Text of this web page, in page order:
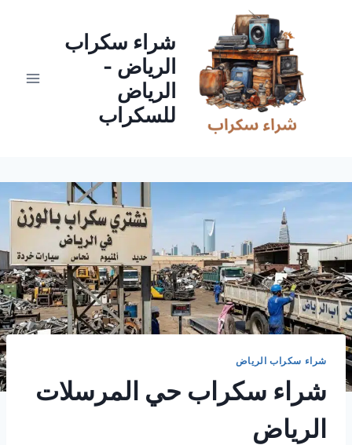
شراء سكراب
الرياض -
الرياض
للسكراب
شراء سكراب الرياض
شراء سكراب حي المرسلات
الرياض